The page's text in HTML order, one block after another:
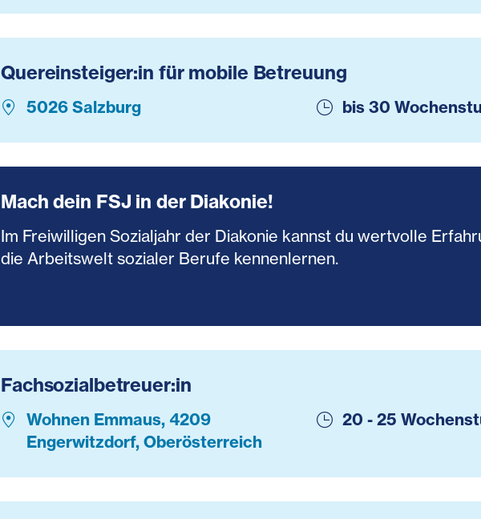
Quereinsteiger:in für mobile Betreuung
5026 Salzburg bis 30
Mach dein FSJ in der Diakonie!
Im Freiwilligen Sozialjahr der Diakonie kannst du wertvolle
die Arbeitswelt sozialer Berufe kennenlernen.
Fachsozialbetreuer:in
Wohnen Emmaus, 4209
Engerwitzdorf, Oberösterreich
20 - 25